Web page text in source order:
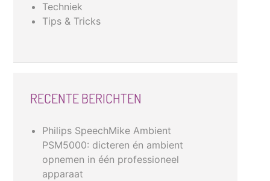
Techniek
Tips & Tricks
RECENTE BERICHTEN
Philips SpeechMike Ambient
PSM5000: dicteren én ambient
opnemen in één professioneel
apparaat